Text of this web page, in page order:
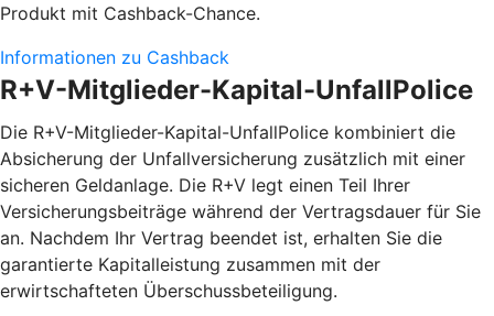
Produkt mit Cashback-Chance.
Informationen zu Cashback
R+V-Mitglieder-Kapital-UnfallPolice
Die R+V-Mitglieder-Kapital-UnfallPolice kombiniert die
Absicherung der Unfallversicherung zusätzlich mit einer
sicheren Geldanlage. Die R+V legt einen Teil Ihrer
Versicherungsbeiträge während der Vertragsdauer für Sie
an. Nachdem Ihr Vertrag beendet ist, erhalten Sie die
garantierte Kapitalleistung zusammen mit der
erwirtschafteten Überschussbeteiligung.